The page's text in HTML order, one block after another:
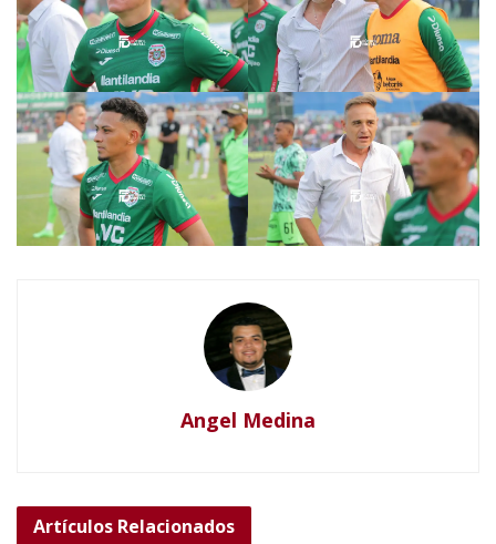
Angel Medina
Artículos Relacionados